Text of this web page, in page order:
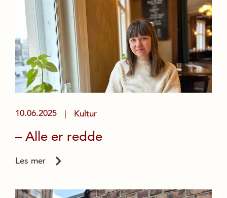
10.06.2025 | Kultur
– Alle er redde
Les mer